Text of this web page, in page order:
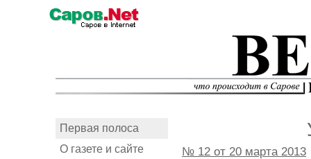
Первая полоса
О газете и сайте
№ 12 от 20 марта 2013